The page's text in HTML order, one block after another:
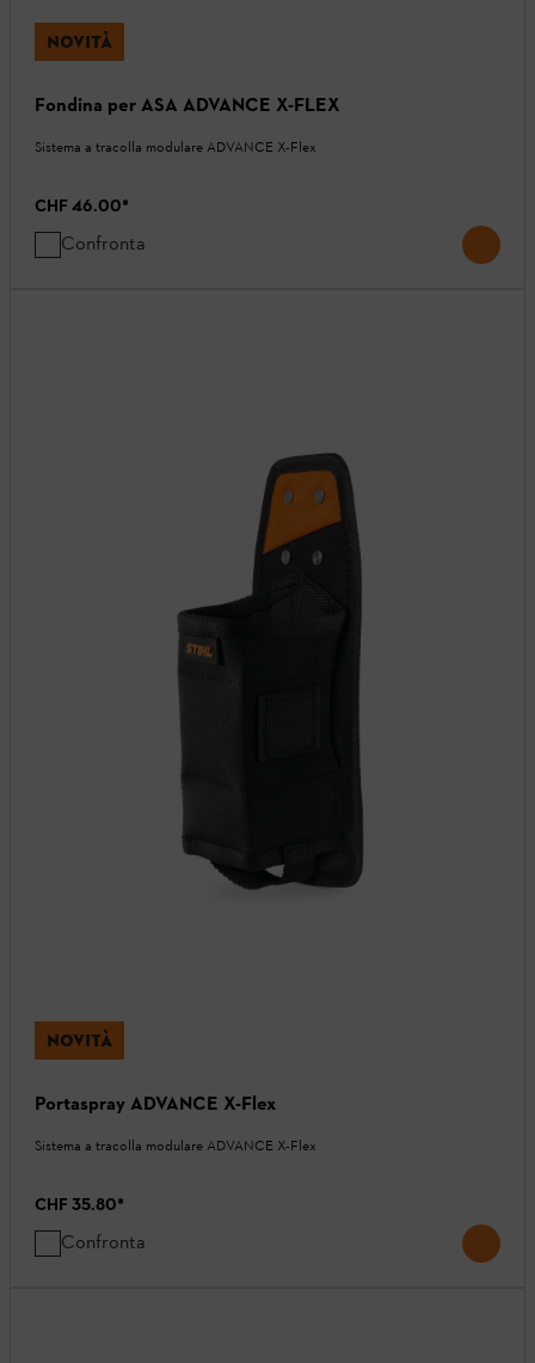
NOVITÀ
Fondina per ASA ADVANCE X-FLEX
Sistema a tracolla modulare ADVANCE X-Flex
CHF 46.00*
Confronta
NOVITÀ
Portaspray ADVANCE X-Flex
Sistema a tracolla modulare ADVANCE X-Flex
CHF 35.80*
Confronta